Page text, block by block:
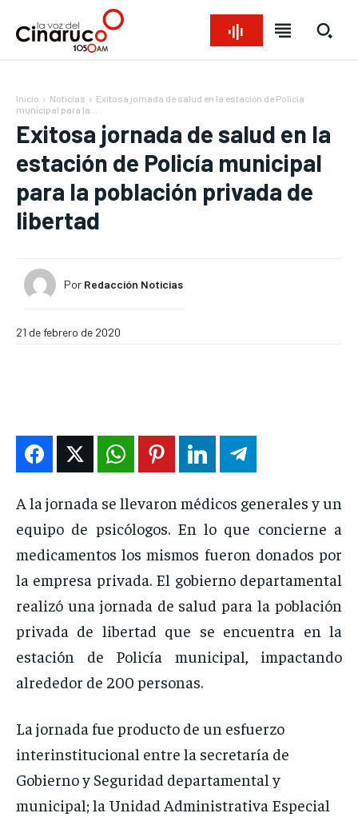
Bienvenido a La Voz del Cinaruco
INTERNACIONAL
NOSOTROS
INSTITUCIONAL
PUATE CON NOSOTROS
Bienvenido a La Voz del Cinaruco
INTERNACIONAL
NOSOTROS
INSTITUCIONAL
PUATE CON NOSOTROS
Bienvenido a La Voz del Cinaruco
REGIONAL
NOTICIAS
INTERNACIONAL
NOSOTROS
INSTITUCIONAL
PUATE CON NOSOTROS
Bienvenido a La Voz del Cinaruco
REGIONAL
NOTICIAS
INTERNACIONAL
NOSOTROS
INSTITUCIONAL
PUATE CON NOSOTROS
Inicio Noticias
Exitosa jornada de salud en la estación de Policía
municipal para la...
Exitosa jornada de salud en la
estación de Policía municipal
para la población privada de
libertad
Por Redacción Noticias
21 de febrero de 2020
A la jornada se llevaron médicos generales y un
equipo de psicólogos. En lo que concierne a
medicamentos los mismos fueron donados por
la empresa privada. El gobierno departamental
realizó una jornada de salud para la población
privada de libertad que se encuentra en la
estación de Policía municipal, impactando
alrededor de 200 personas.
La jornada fue producto de un esfuerzo
interinstitucional entre la secretaría de
Gobierno y Seguridad departamental y
municipal; la Unidad Administrativa Especial